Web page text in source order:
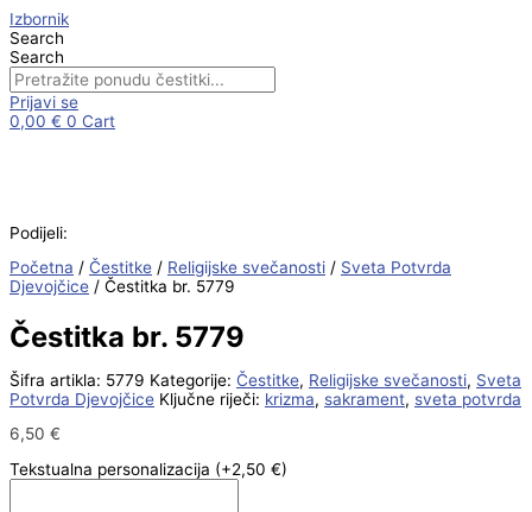
to
content
Izbornik
Search
Search
Prijavi se
0,00 € 0 Cart
Podijeli:
Početna / Čestitke / Religijske svečanosti / Sveta Potvrda
Djevojčice / Čestitka br. 5779
Čestitka br. 5779
Šifra artikla: 5779 Kategorije: Čestitke, Religijske svečanosti, Sveta
Potvrda Djevojčice Ključne riječi: krizma, sakrament, sveta potvrda
6,50 €
Tekstualna personalizacija (+2,50 €)
Čestitka
br.
5779
količina